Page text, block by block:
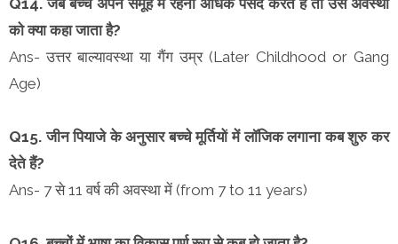
को क्या कहा जाता है?
Ans- उत्तर बाल्यावस्था या गैंग उम्र (Later Childhood or Gang
Age)
Q15. जीन पियाजे के अनुसार बच्चे मूर्तियों में लॉजिक लगाना कब शुरु कर
देते हैं?
Ans- 7 से 11 वर्ष की अवस्था में (from 7 to 11 years)